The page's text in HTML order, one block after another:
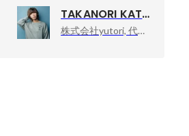
TAKANORI KATAISHI
株式会社yutori, 代表取締役社長